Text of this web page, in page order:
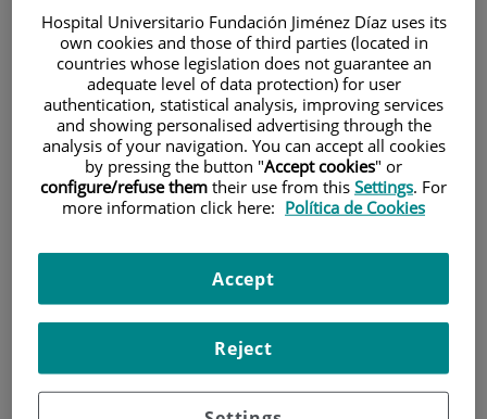
ENFERMERÍA
ACCESO A GUIAS DOCENTES
GUÍAS DOCENTES 2018-2019
|GUÍAS DOCENTES DE SEGUNDO DE GRADO
Guías Docentes de
Segundo de Grado
Primer Semestre
FJD Guía Docente Bases y Metodología
Enfermería Comunitaria(203.3KB)(9 páginas)
FJD Guía Docente Enfermería del Adulto I
(379.5KB)(13 páginas)
Hospital Universitario Fundación Jiménez Díaz uses its
own cookies and those of third parties (located in
countries whose legislation does not guarantee an
adequate level of data protection) for user
authentication, statistical analysis, improving services
and showing personalised advertising through the
analysis of your navigation. You can accept all cookies
by pressing the button "Accept cookies" or
configure/refuse them their use from this Settings. For
more information click here: Política de Cookies
Reject
Accept